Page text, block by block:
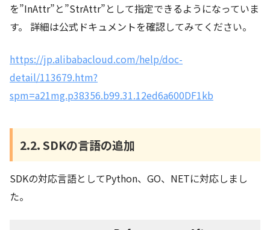
を”InAttr”と”StrAttr”として指定できるようになっていま
す。 詳細は公式ドキュメントを確認してみてください。
https://jp.alibabacloud.com/help/doc-
detail/113679.htm?
spm=a21mg.p38356.b99.31.12ed6a600DF1kb
2.2. SDKの言語の追加
SDKの対応言語としてPython、GO、NETに対応しまし
た。